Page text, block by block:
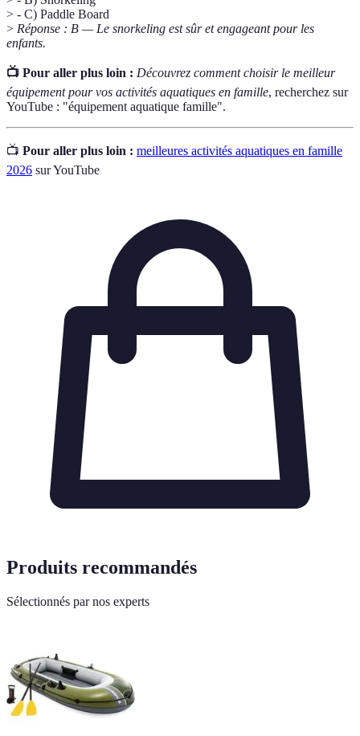
> - C) Paddle Board
> Réponse : B — Le snorkeling est sûr et engageant pour les
enfants.
📺 Pour aller plus loin : Découvrez comment choisir le meilleur
équipement pour vos activités aquatiques en famille, recherchez sur
YouTube : "équipement aquatique famille".
📺 Pour aller plus loin : meilleures activités aquatiques en famille
2026 sur YouTube
Produits recommandés
Sélectionnés par nos experts